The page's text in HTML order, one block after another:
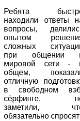
Ребята
находили ответы
вопросы,
опытом
сложных
при общении
мировой сети -
общем,
отличную
в свободном
сёрфинге,
заметили,
обязательно